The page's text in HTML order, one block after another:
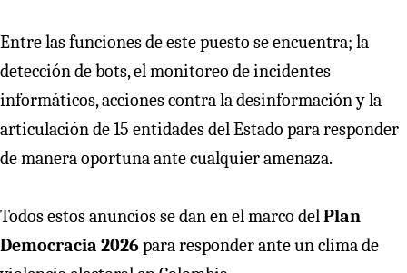
Entre las funciones de este puesto se encuentra; la
detección de bots, el monitoreo de incidentes
informáticos, acciones contra la desinformación y la
articulación de 15 entidades del Estado para responder
de manera oportuna ante cualquier amenaza.
Todos estos anuncios se dan en el marco del Plan
Democracia 2026para responder ante un clima de